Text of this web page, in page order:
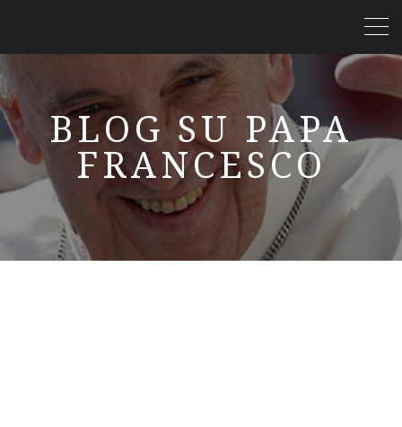
BLOG SU PAPA
FRANCESCO